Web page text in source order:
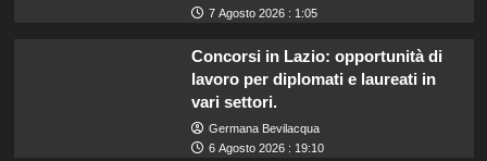
7 Agosto 2026 : 1:05
Concorsi in Lazio: opportunità di
lavoro per diplomati e laureati in
vari settori.
Germana Bevilacqua
6 Agosto 2026 : 19:10